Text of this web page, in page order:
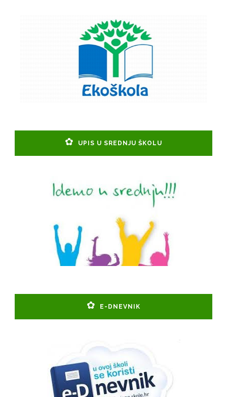
UPIS U SREDNJU ŠKOLU
E-DNEVNIK